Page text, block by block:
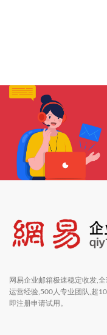
网易企业邮箱极速稳定收发,
运营经验,500人专业团队,超
即注册申请试用。